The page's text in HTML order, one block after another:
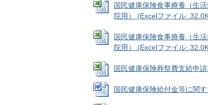
国民健康保険食事療養（生
院用） (Excelファイル:
国民健康保険食事療養（生
院用） (Excelファイル:
国民健康保険葬祭費支給申
国民健康保険給付金等に関